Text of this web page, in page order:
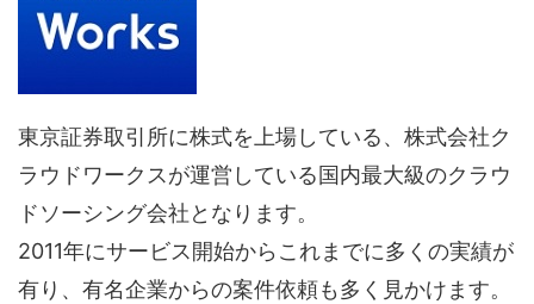
東京証券取引所に株式を上場している、株式会社ク
ラウドワークスが運営している国内最大級のクラウ
ドソーシング会社となります。
2011年にサービス開始からこれまでに多くの実績が
有り、有名企業からの案件依頼も多く見かけます。